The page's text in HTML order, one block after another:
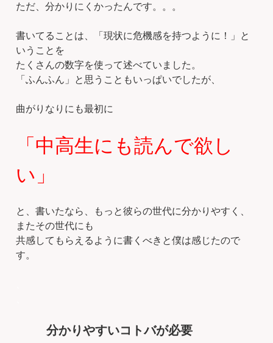
ただ、分かりにくかったんです。。。
書いてることは、「現状に危機感を持つように！」と
いうことを
たくさんの数字を使って述べていました。
「ふんふん」と思うこともいっぱいでしたが、
曲がりなりにも最初に
「中高生にも読んで欲し
い」
と、書いたなら、もっと彼らの世代に分かりやすく、
またその世代にも
共感してもらえるように書くべきと僕は感じたので
す。
分かりやすいコトバが必要